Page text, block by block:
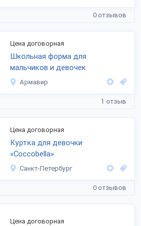
0 отзывов
Цена договорная
Школьная форма для
мальчиков и девочек
Армавир
1 отзыв
Цена договорная
Куртка для девочки
«Coccobella»
Санкт-Петербург
0 отзывов
Цена договорная